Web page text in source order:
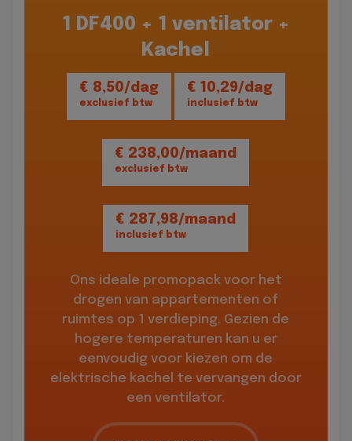
1 DF400 + 1 ventilator +
Kachel
€ 8,50/dag
exclusief btw
€ 10,29/dag
inclusief btw
€ 238,00/maand
exclusief btw
€ 287,98/maand
inclusief btw
Ons ideale promopack voor het
drogen van appartementen of
ruimtes op 1 verdieping. Gezien de
hogere temperaturen kan u er
eenvoudig voor kiezen om de
elektrische kachel te vervangen door
een ventilator.